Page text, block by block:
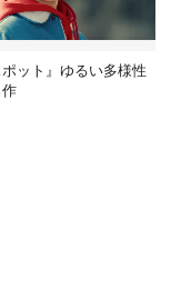
ポット』ゆるい多様性